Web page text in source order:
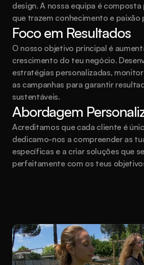
design. A nossa equipa é
que trazem conhecimento e paixão
Foco em Resultados
O nosso objetivo principal é
crescimento do teu negócio.
estratégias personalizadas,
as campanhas para garantir
sustentáveis.
Abordagem
Acreditamos que cada cliente é
dedicamo-nos a compreender as
específicas e a criar soluções que
perfeitamente com os teus